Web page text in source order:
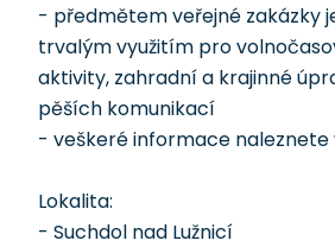
- předmětem veřejné zakázky
trvalým využitím pro
aktivity, zahradní a krajinné
pěších komunikací
- veškeré informace naleznete
Lokalita:
- Suchdol nad Lužnicí